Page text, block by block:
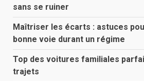
sans se ruiner
Maîtriser les écarts : astuces
bonne voie durant un régime
Top des voitures familiales
trajets